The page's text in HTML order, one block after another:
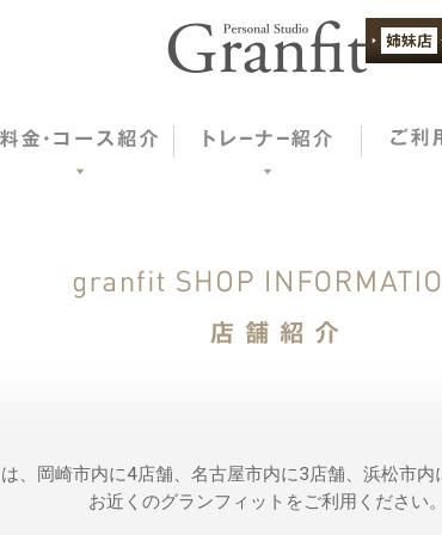
、岡崎市内に4店舗、名古屋市内に3店舗、浜松市内
お近くのグランフィットをご利用ください。